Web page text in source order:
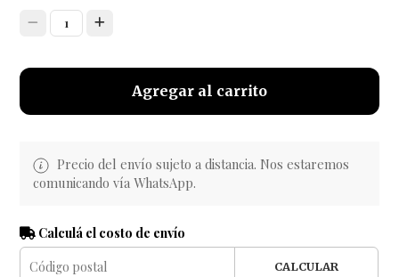
1
Agregar al carrito
Precio del envío sujeto a distancia. Nos estaremos
comunicando vía WhatsApp.
Calculá el costo de envío
CALCULAR